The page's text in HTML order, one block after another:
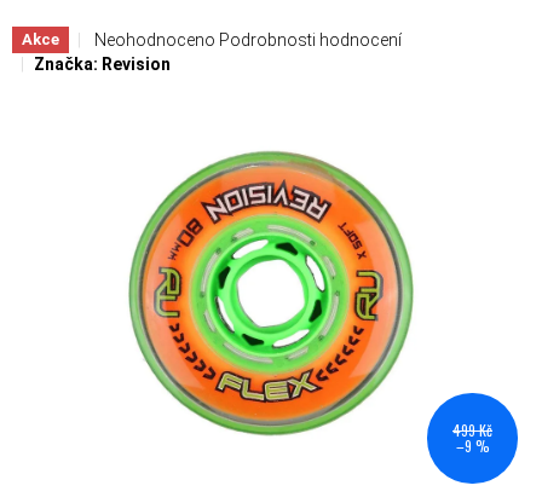
Akce Průměrné hodnocení produktu je 0,0 z 5 hvězdiček.
Neohodnoceno Podrobnosti hodnocení
Značka: Revision
499 Kč
–9 %